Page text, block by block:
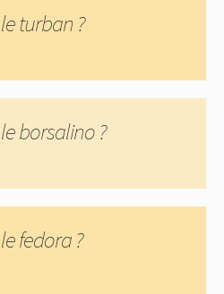
le turban ?
le borsalino ?
le fedora ?